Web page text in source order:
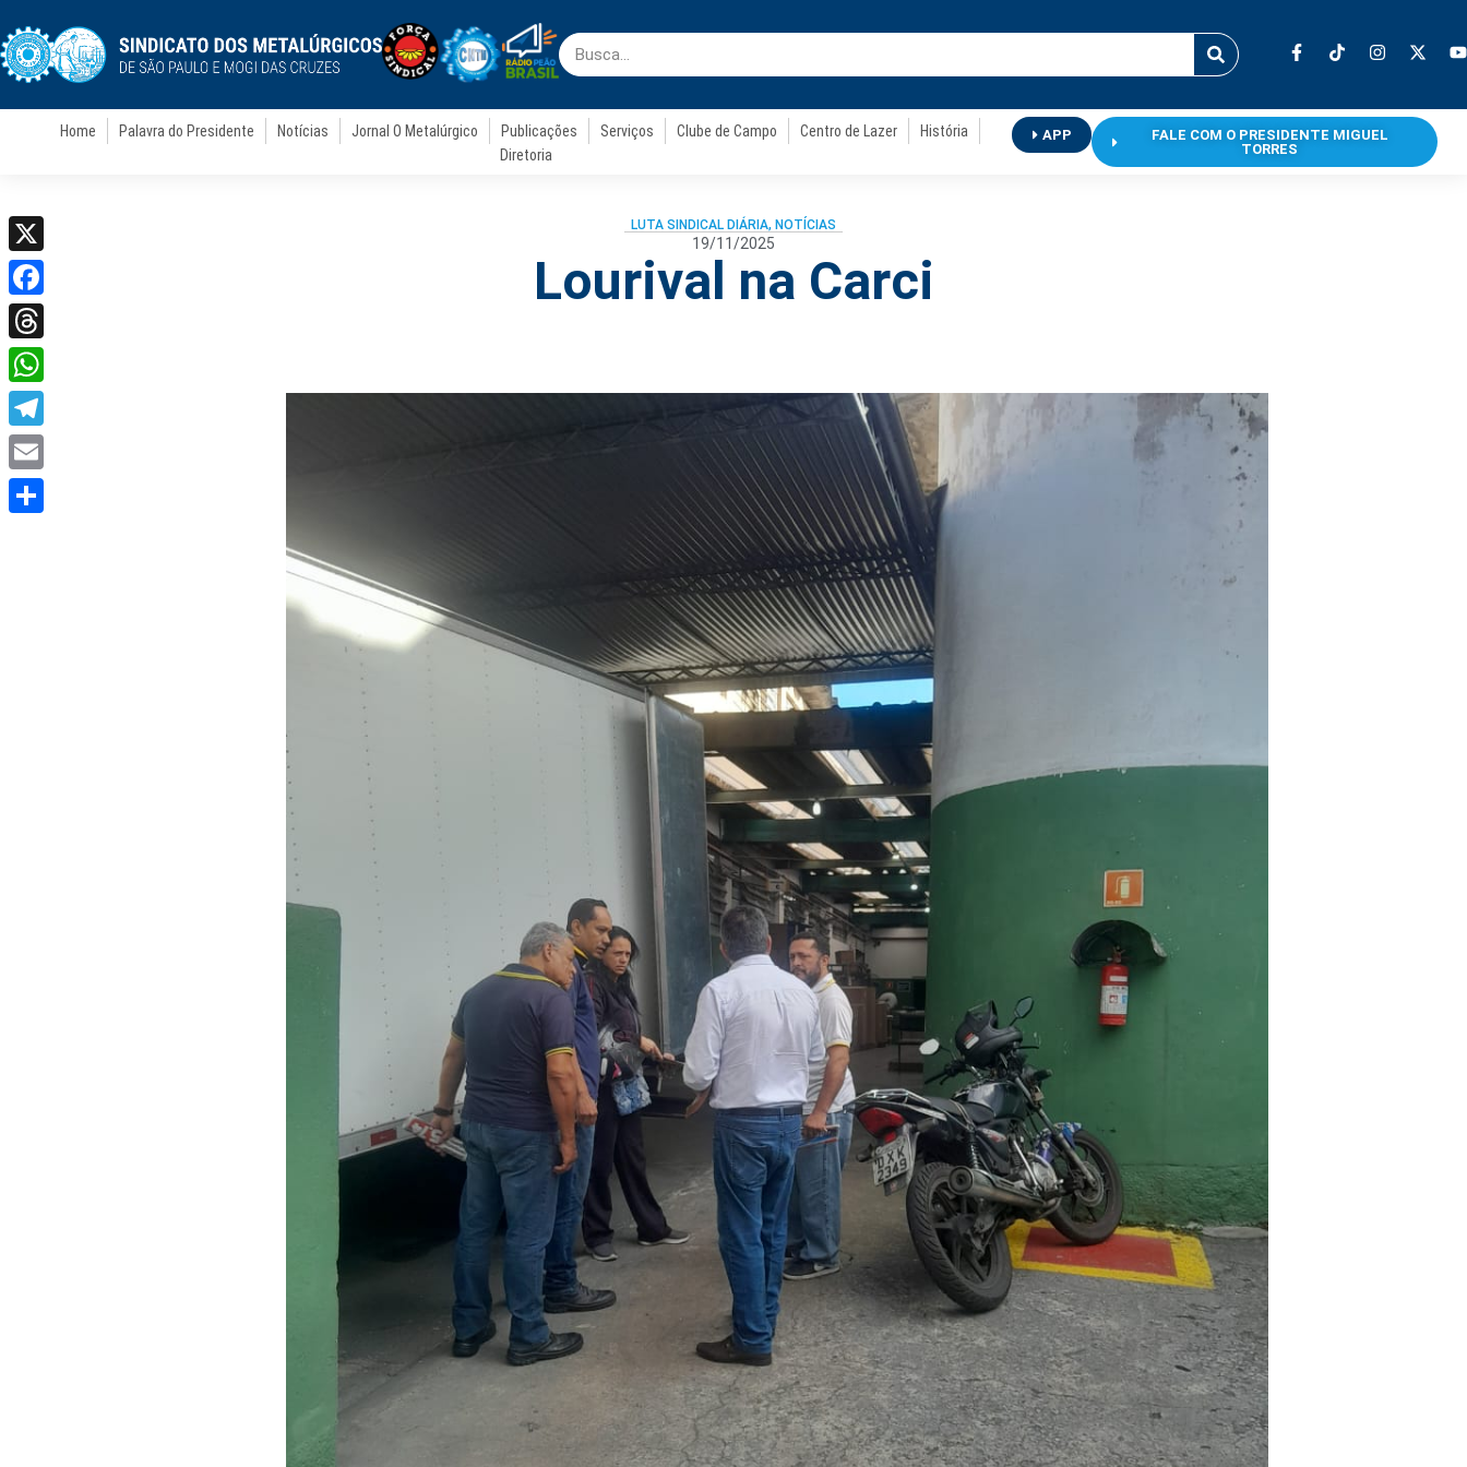
Home Palavra do Presidente Notícias Jornal O Metalúrgico Publicações Serviços Clube de Campo Centro de Lazer
História
Diretoria
APP
FALE COM O PRESIDENTE MIGUEL
TORRES
LUTA SINDICAL DIÁRIA, NOTÍCIAS
19/11/2025
Lourival na Carci
X
Facebook
Threads
WhatsApp
Telegram
Email